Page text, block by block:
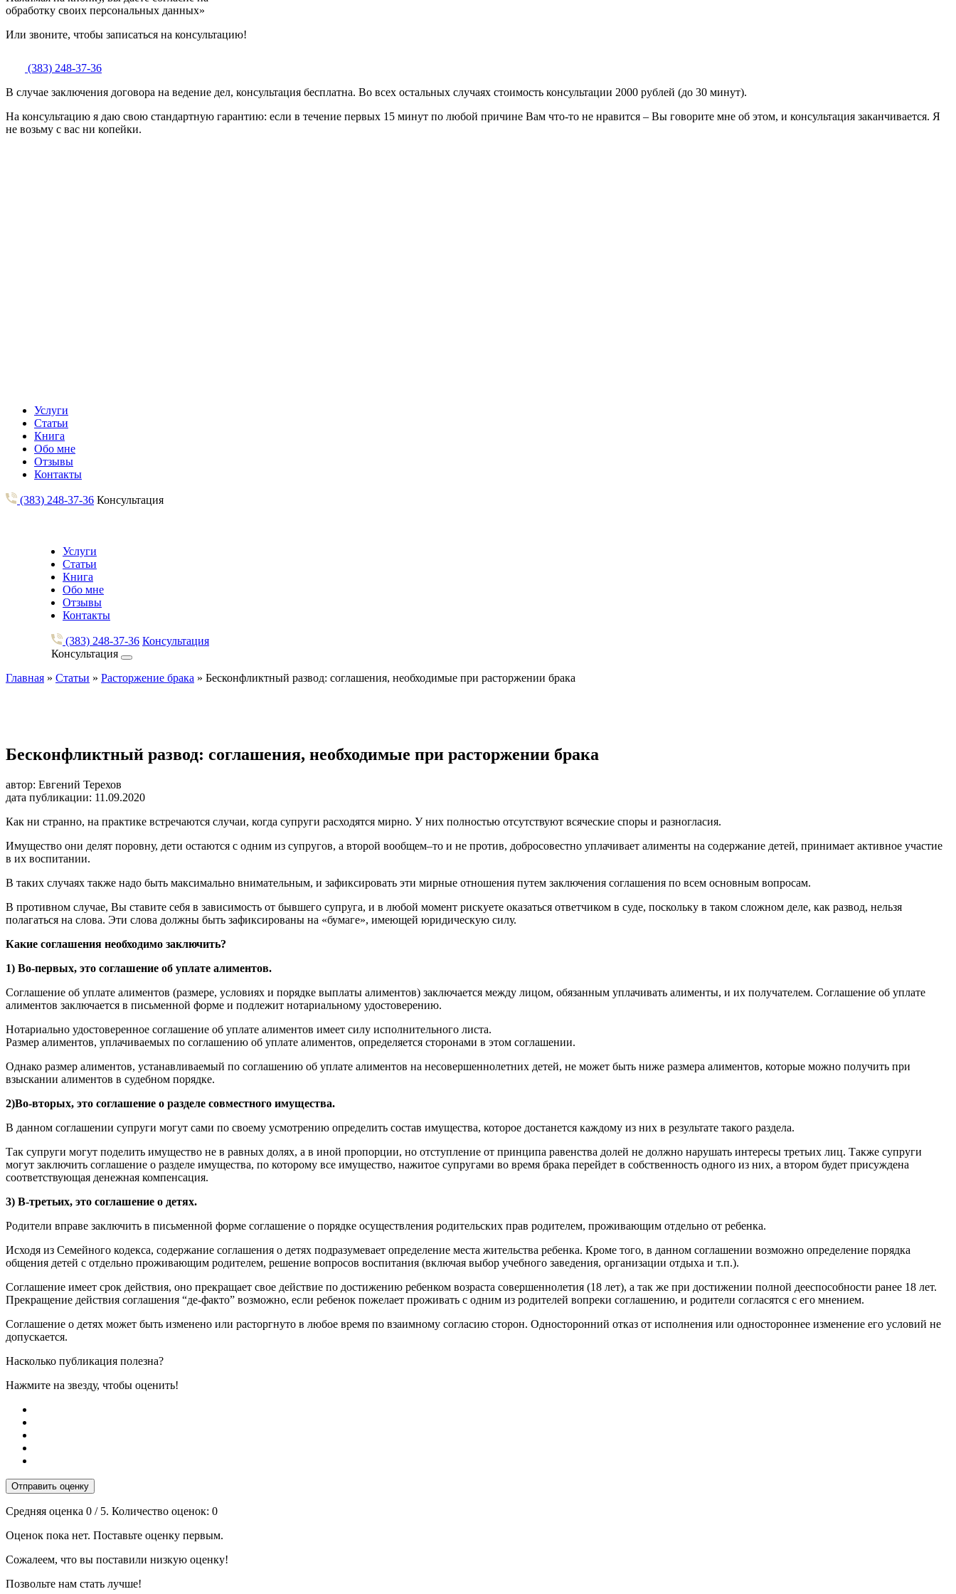
обработку своих персональных данных»
Или звоните, чтобы записаться на консультацию!
(383) 248-37-36
В случае заключения договора на ведение дел, консультация бесплатна. Во всех остальных случаях стоимость консультации 2000 рублей (до 30 минут).
На консультацию я даю свою стандартную гарантию: если в течение первых 15 минут по любой причине Вам что-то не нравится – Вы говорите мне об этом, и консультация заканчивается. Я
не возьму с вас ни копейки.
Услуги
Статьи
Книга
Обо мне
Отзывы
Контакты
(383) 248-37-36 Консультация
Услуги
Статьи
Книга
Обо мне
Отзывы
Контакты
(383) 248-37-36 Консультация
Консультация
Главная » Статьи » Расторжение брака » Бесконфликтный развод: соглашения, необходимые при расторжении брака
Бесконфликтный развод: соглашения, необходимые при расторжении брака
автор: Евгений Терехов
дата публикации: 11.09.2020
Как ни странно, на практике встречаются случаи, когда супруги расходятся мирно. У них полностью отсутствуют всяческие споры и разногласия.
Имущество они делят поровну, дети остаются с одним из супругов, а второй вообщем–то и не против, добросовестно уплачивает алименты на содержание детей, принимает активное участие
в их воспитании.
В таких случаях также надо быть максимально внимательным, и зафиксировать эти мирные отношения путем заключения соглашения по всем основным вопросам.
В противном случае, Вы ставите себя в зависимость от бывшего супруга, и в любой момент рискуете оказаться ответчиком в суде, поскольку в таком сложном деле, как развод, нельзя
полагаться на слова. Эти слова должны быть зафиксированы на «бумаге», имеющей юридическую силу.
Какие соглашения необходимо заключить?
1) Во-первых, это соглашение об уплате алиментов.
Соглашение об уплате алиментов (размере, условиях и порядке выплаты алиментов) заключается между лицом, обязанным уплачивать алименты, и их получателем. Соглашение об уплате
алиментов заключается в письменной форме и подлежит нотариальному удостоверению.
Нотариально удостоверенное соглашение об уплате алиментов имеет силу исполнительного листа.
Размер алиментов, уплачиваемых по соглашению об уплате алиментов, определяется сторонами в этом соглашении.
Однако размер алиментов, устанавливаемый по соглашению об уплате алиментов на несовершеннолетних детей, не может быть ниже размера алиментов, которые можно получить при
взыскании алиментов в судебном порядке.
2)Во-вторых, это соглашение о разделе совместного имущества.
В данном соглашении супруги могут сами по своему усмотрению определить состав имущества, которое достанется каждому из них в результате такого раздела.
Так супруги могут поделить имущество не в равных долях, а в иной пропорции, но отступление от принципа равенства долей не должно нарушать интересы третьих лиц. Также супруги
могут заключить соглашение о разделе имущества, по которому все имущество, нажитое супругами во время брака перейдет в собственность одного из них, а втором будет присуждена
соответствующая денежная компенсация.
3) В-третьих, это соглашение о детях.
Родители вправе заключить в письменной форме соглашение о порядке осуществления родительских прав родителем, проживающим отдельно от ребенка.
Исходя из Семейного кодекса, содержание соглашения о детях подразумевает определение места жительства ребенка. Кроме того, в данном соглашении возможно определение порядка
общения детей с отдельно проживающим родителем, решение вопросов воспитания (включая выбор учебного заведения, организации отдыха и т.п.).
Соглашение имеет срок действия, оно прекращает свое действие по достижению ребенком возраста совершеннолетия (18 лет), а так же при достижении полной дееспособности ранее 18 лет.
Прекращение действия соглашения “де-факто” возможно, если ребенок пожелает проживать с одним из родителей вопреки соглашению, и родители согласятся с его мнением.
Соглашение о детях может быть изменено или расторгнуто в любое время по взаимному согласию сторон. Односторонний отказ от исполнения или одностороннее изменение его условий не
допускается.
Насколько публикация полезна?
Нажмите на звезду, чтобы оценить!
Отправить оценку
Средняя оценка 0 / 5. Количество оценок: 0
Оценок пока нет. Поставьте оценку первым.
Сожалеем, что вы поставили низкую оценку!
Позвольте нам стать лучше!